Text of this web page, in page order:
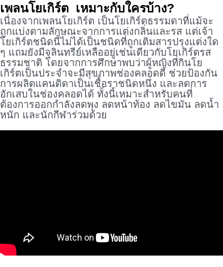
เพลนโยเกิร์ต เหมาะกับใครบ้าง?
เนื่องจากเพลนโยเกิร์ต เป็นโยเกิร์ตธรรมดาที่แม้จะ
ถูกแบ่งตามลักษณะจากการแต่งกลิ่นและรส แต่เจ้า
โยเกิร์ตชนิดนี้ไม่ได้เป็นชนิดที่ถูกเติมสารปรุงแต่งใด
ๆ แถมยังมีจุลินทรีย์เหลืออยู่เช่นเดียวกับโยเกิร์ตรส
ธรรมชาติ โดยจากการศึกษาพบว่าผู้หญิงที่กินโย
เกิร์ตเป็นประจำจะมีสุขภาพช่องคลอดดี ช่วยป้องกัน
การผลิตแคนดิดาเป็นเชื้อราชนิดหนึ่ง และลดการ
อักเสบในช่องคลอดได้ ทั้งนี้เหมาะสำหรับคนที่
ต้องการออกกำลังลดพุง ลดหน้าท้อง ลดไขมัน ลดน้ำ
หนัก และนักกีฬาร่วมด้วย